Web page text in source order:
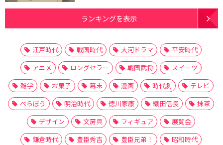
ランキングを表示
江戸時代 戦国時代 大河ドラマ
平安時代
アニメ
ロングセラー 戦国武将
スイーツ
雑学
お菓子 幕末 漫画 時代劇
テレビ
べらぼう
明治時代 徳川家康 織田信長
抹茶
デザイン
文房具 フィギュア
展覧会
鎌倉時代
豊臣秀吉 豊臣兄弟！
昭和時代